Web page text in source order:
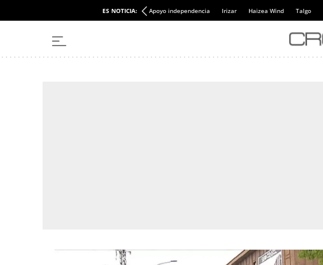
ES NOTICIA: Apoyo independencia Irizar Haizea Wind Talgo